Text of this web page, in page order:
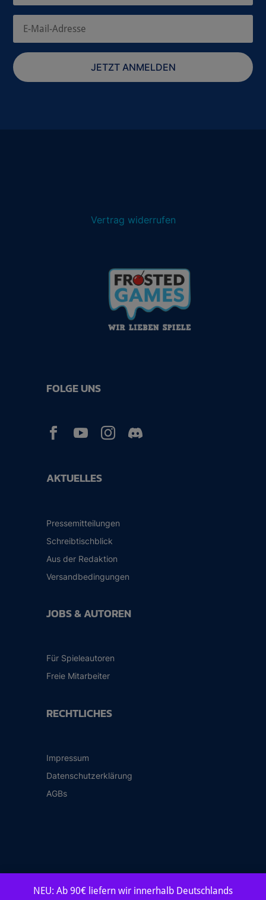
NEU: Ab 90€ liefern wir innerhalb Deutschlands
JETZT ANMELDEN
Vertrag widerrufen
AKTUELLES
Pressemitteilungen
Schreibtischblick
Aus der Redaktion
Versandbedingungen
JOBS & AUTOREN
Für Spieleautoren
Freie Mitarbeiter
RECHTLICHES
Impressum
Datenschutzerklärung
AGBs
FOLGE UNS
  